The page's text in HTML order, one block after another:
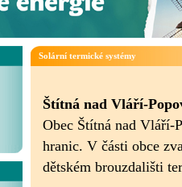
Solární termické systémy
Štítná nad Vláří-
Obec Štítná nad Vláří-
hranic. V části obce
dětském brouzdališti